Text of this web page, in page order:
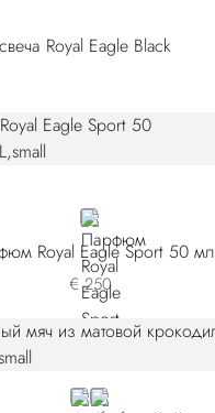
Royal Eagle Black
NEUTRAL
Royal Eagle Sport 50 мл
€ 250
BLUEORANGE